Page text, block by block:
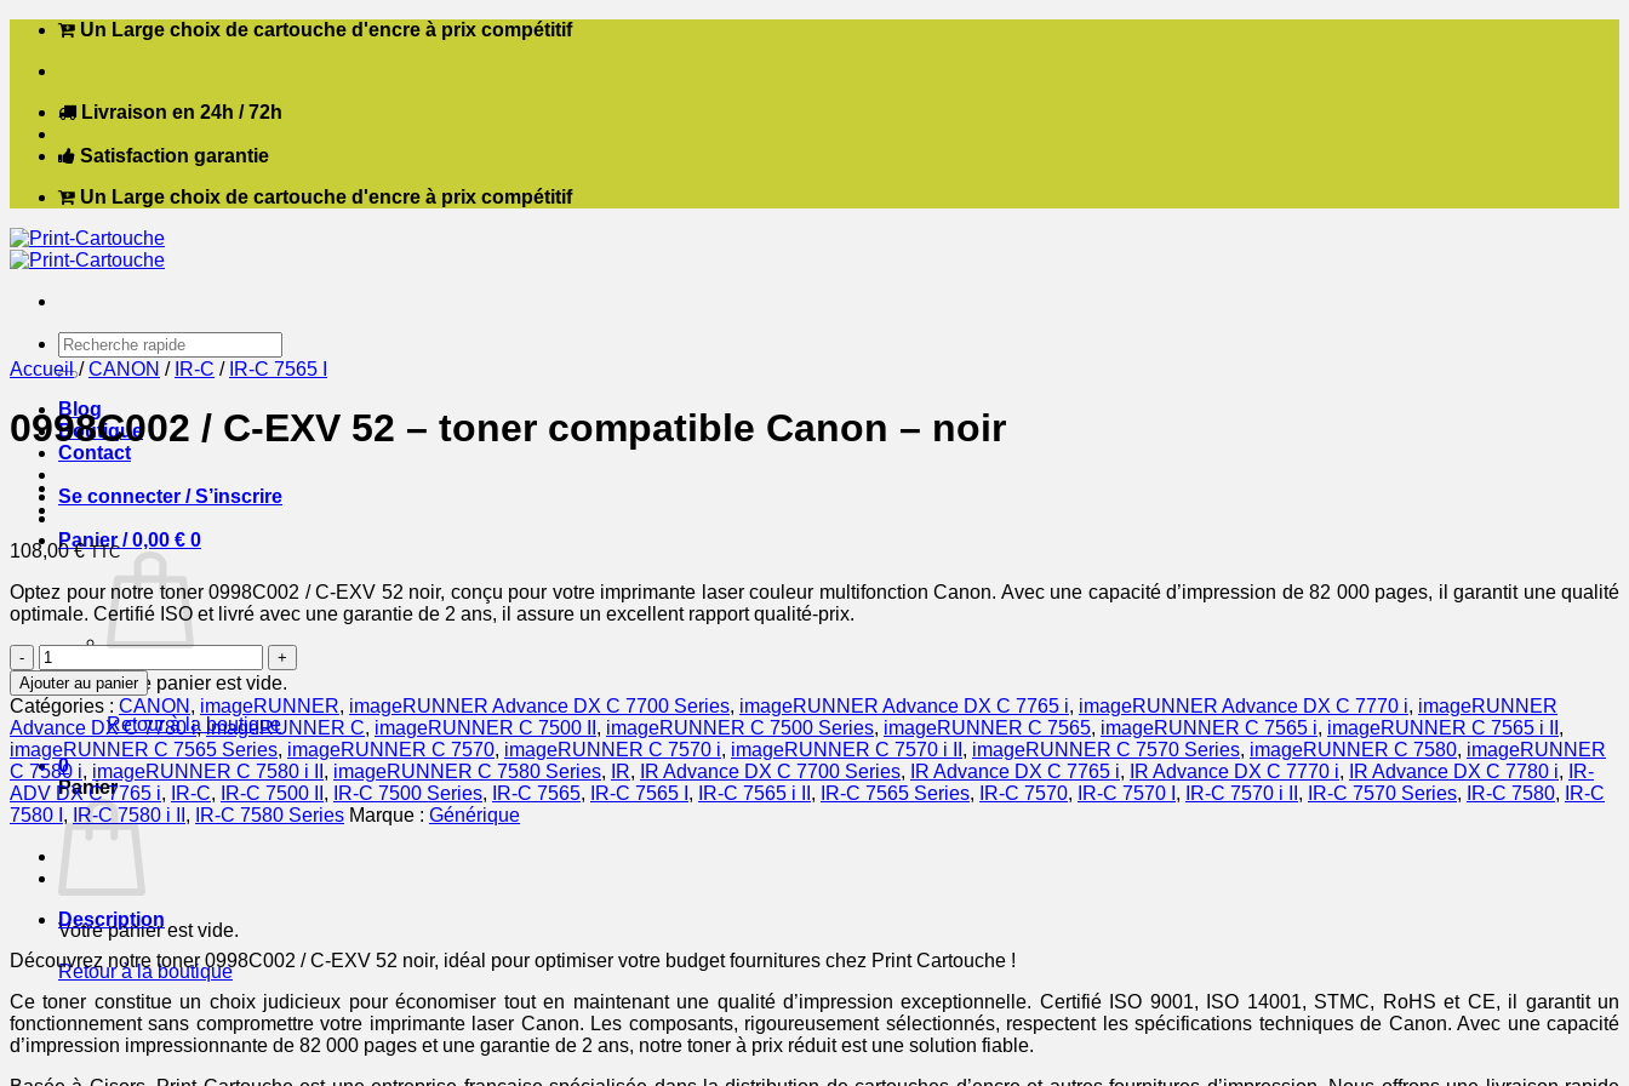
Passer
contenu
Un Large choix de cartouche d'encre à prix compétitif
Livraison en 24h / 72h
Satisfaction garantie
Un Large choix de cartouche d'encre à prix compétitif
Recherche
pour :
Blog
Boutique
Contact
Se connecter / S’inscrire
Panier /0,00 € 0
Votre panier est vide.
Retour à la boutique
0
Panier
Votre panier est vide.
Retour à la boutique
Accueil / CANON / IR-C / IR-C 7565 I
0998C002 / C-EXV 52 – toner compatible Canon – noir
108,00€ TTC
Optez pour notre toner 0998C002 / C-EXV 52 noir, conçu pour votre imprimante laser couleur multifonction Canon. Avec une capacité d’impression de 82 000 pages, il garantit une qualité
optimale. Certifié ISO et livré avec une garantie de 2 ans, il assure un excellent rapport qualité-prix.
quantité
de
0998C002
/
C-
EXV
52
-
toner
compatible
Canon
noir
Ajouter au panier
Catégories : CANON , imageRUNNER, imageRUNNER Advance DX C 7700 Series, imageRUNNER Advance DX C 7765 i, imageRUNNER Advance DX C 7770 i, imageRUNNER
Advance DX C 7780 i,imageRUNNER C, imageRUNNER C 7500 II , imageRUNNER C 7500 Series, imageRUNNER C 7565, imageRUNNER C 7565 i, imageRUNNER C 7565 i II ,
imageRUNNER C 7565 Series, imageRUNNER C 7570, imageRUNNER C 7570 i, imageRUNNER C 7570 i II , imageRUNNER C 7570 Series, imageRUNNER C 7580, imageRUNNER
C 7580 i, imageRUNNER C 7580 i II , imageRUNNER C 7580 Series, IR, IR Advance DX C 7700 Series, IR Advance DX C 7765 i, IR Advance DX C 7770 i, IR Advance DX C 7780 i,
IR-
ADV DX C 7765 i, IR-C, IR-C 7500 II , IR-C 7500 Series, IR-C 7565, IR-C 7565 I , IR-C 7565 i II , IR-C 7565 Series, IR-C 7570, IR-C 7570 I , IR-C 7570 i II , IR-C 7570 Series, IR-C 7580,
IR-C
7580 I , IR-C 7580 i II , IR-C 7580 Series Marque : Générique
Description
Découvrez notre toner 0998C002 / C-EXV 52 noir, idéal pour optimiser votre budget fournitures chez Print Cartouche !
Ce toner constitue un choix judicieux pour économiser tout en maintenant une qualité d’impression exceptionnelle. Certifié ISO 9001, ISO 14001, STMC, RoHS et CE, il garantit un
fonctionnement sans compromettre votre imprimante laser Canon. Les composants, rigoureusement sélectionnés, respectent les spécifications techniques de Canon. Avec une capacité
d’impression impressionnante de 82 000 pages et une garantie de 2 ans, notre toner à prix réduit est une solution fiable.